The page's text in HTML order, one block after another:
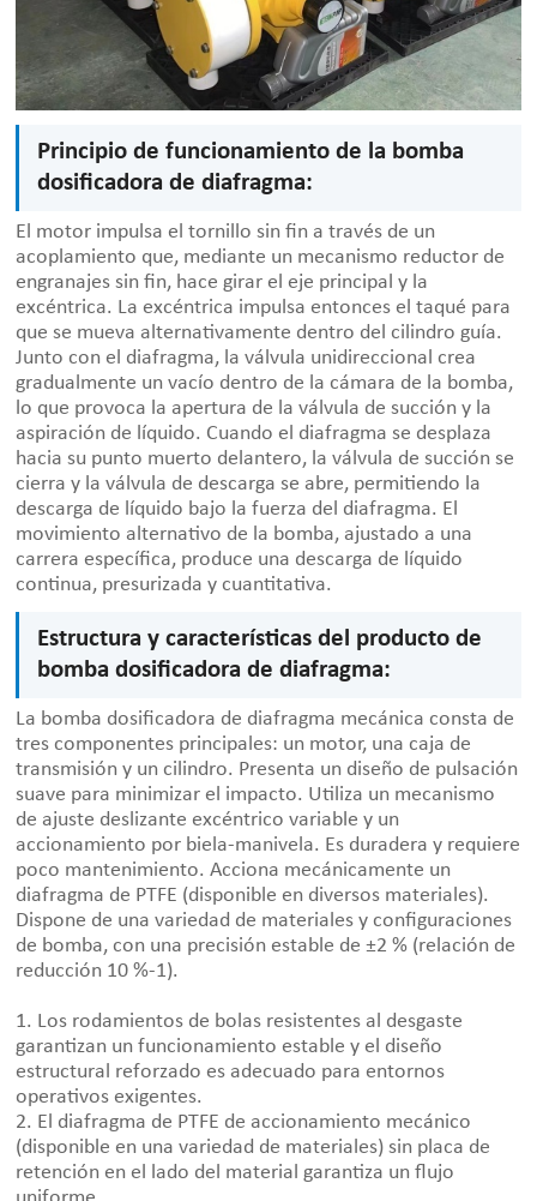
Principio de funcionamiento de la bomba
dosificadora de diafragma:
El motor impulsa el tornillo sin fin a través de un
acoplamiento que, mediante un mecanismo reductor de
engranajes sin fin, hace girar el eje principal y la
excéntrica. La excéntrica impulsa entonces el taqué para
que se mueva alternativamente dentro del cilindro guía.
Junto con el diafragma, la válvula unidireccional crea
gradualmente un vacío dentro de la cámara de la bomba,
lo que provoca la apertura de la válvula de succión y la
aspiración de líquido. Cuando el diafragma se desplaza
hacia su punto muerto delantero, la válvula de succión se
cierra y la válvula de descarga se abre, permitiendo la
descarga de líquido bajo la fuerza del diafragma. El
movimiento alternativo de la bomba, ajustado a una
carrera específica, produce una descarga de líquido
continua, presurizada y cuantitativa.
Estructura y características del producto de
bomba dosificadora de diafragma:
La bomba dosificadora de diafragma mecánica consta de
tres componentes principales: un motor, una caja de
transmisión y un cilindro. Presenta un diseño de pulsación
suave para minimizar el impacto. Utiliza un mecanismo
de ajuste deslizante excéntrico variable y un
accionamiento por biela-manivela. Es duradera y requiere
poco mantenimiento. Acciona mecánicamente un
diafragma de PTFE (disponible en diversos materiales).
Dispone de una variedad de materiales y configuraciones
de bomba, con una precisión estable de ±2 % (relación de
reducción 10 %-1).
1. Los rodamientos de bolas resistentes al desgaste
garantizan un funcionamiento estable y el diseño
estructural reforzado es adecuado para entornos
operativos exigentes.
2. El diafragma de PTFE de accionamiento mecánico
(disponible en una variedad de materiales) sin placa de
retención en el lado del material garantiza un flujo